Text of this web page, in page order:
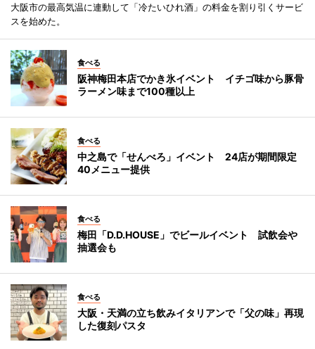
大阪市の最高気温に連動して「冷たいひれ酒」の料金を割り引くサービ
スを始めた。
食べる
阪神梅田本店でかき氷イベント イチゴ味から豚骨
ラーメン味まで100種以上
食べる
中之島で「せんべろ」イベント 24店が期間限定
40メニュー提供
食べる
梅田「D.D.HOUSE」でビールイベント 試飲会や
抽選会も
食べる
大阪・天満の立ち飲みイタリアンで「父の味」再現
した復刻パスタ